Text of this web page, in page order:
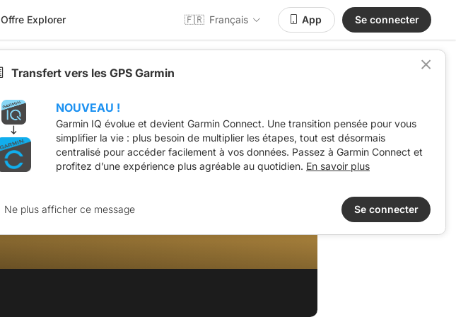
Offre Explorer 🇫🇷 Français App Se connecter
Transfert vers les GPS Garmin
NOUVEAU !
Garmin IQ évolue et devient Garmin Connect. Une transition pensée pour vous
simplifier la vie : plus besoin de multiplier les étapes, tout est désormais
centralisé pour accéder facilement à vos données. Passez à Garmin Connect et
profitez d’une expérience plus agréable au quotidien. En savoir plus
Ne plus afficher ce message Se connecter